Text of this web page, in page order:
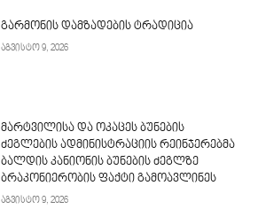
გარმონის დამზადების ტრადიცია
აგვისტო 9, 2026
მარტვილისა და ოკაცეს ბუნების
ძეგლების ადმინისტრაციის რეინჯერებმა
ბალდის კანიონის ბუნების ძეგლზე
ბრაკონიერობის ფაქტი გამოავლინეს
აგვისტო 9, 2026